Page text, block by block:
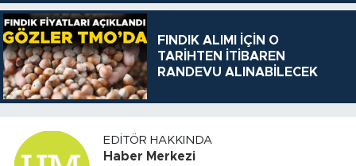
FINDIK ALIMI İÇİN O
TARİHTEN İTİBAREN
RANDEVU ALINABİLECEK
EDITÖR HAKKINDA
Haber Merkezi